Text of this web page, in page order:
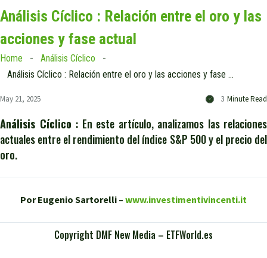
Análisis Cíclico : Relación entre el oro y las
acciones y fase actual
Home
Análisis Cíclico
Análisis Cíclico : Relación entre el oro y las acciones y fase actual
May 21, 2025 3 Minute Read
Análisis Cíclico : En este artículo, analizamos las relaciones
actuales entre el rendimiento del índice S&P 500 y el precio del
oro.
Por Eugenio Sartorelli – www.investimentivincenti.it
Copyright DMF New Media – ETFWorld.es